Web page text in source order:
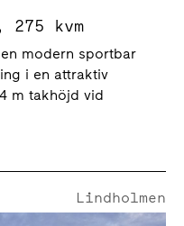
Lindholmshamnen 24, 275 kvm
modern sportbar
i en attraktiv
m takhöjd vid
Lindholmen